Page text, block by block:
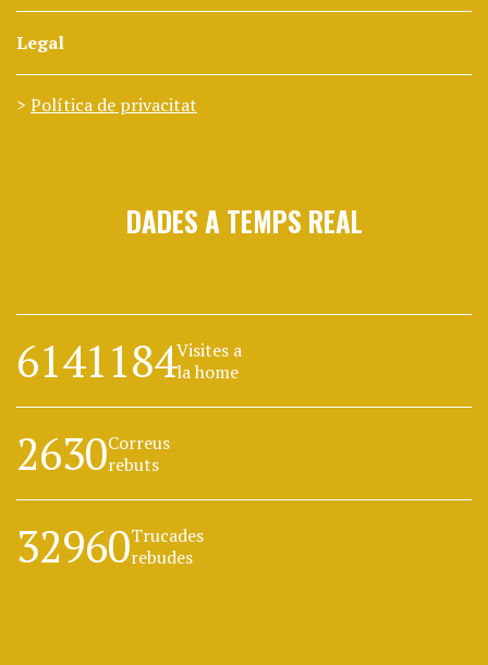
Legal
Política de privacitat
DADES A TEMPS REAL
6141184Visites a
la home
2630Correus
rebuts
32960Trucades
rebudes